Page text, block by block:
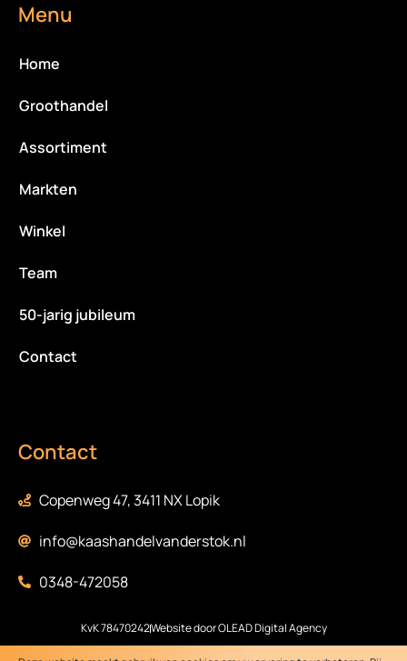
Menu
Home
Groothandel
Assortiment
Markten
Winkel
Team
50-jarig jubileum
Contact
Contact
Copenweg 47, 3411 NX Lopik
info@kaashandelvanderstok.nl
0348-472058
KvK 78470242Website door OLEAD Digital Agency